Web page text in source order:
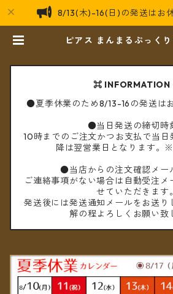
8/13(木)-16(日)の発送はお
ピアス まんまるぷっく
⌘
●夏季休業のため8/13-16の発送は
●当日発送の締切
10時までのご注文かつお支払で当日
降は翌営業日となります。
●当店からの注文確認メ
ご連絡事項がない場合は自動受注メ
せていただきます。
発送後には発送通知メールをお送り
解の程よろしくお願い致